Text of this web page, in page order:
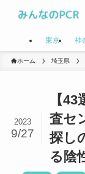
東京 神
ホーム 埼玉県
【
査セ
探し
る陰
2023
9/27